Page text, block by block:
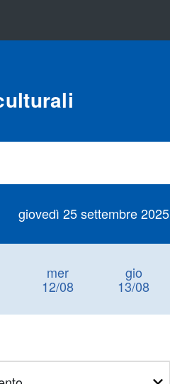
giovedì 25 settembre 2025
mer
12/08
gio
13/08